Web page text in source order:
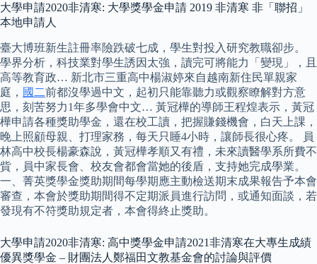
大學申請2020非清寒: 大學獎學金申請 2019 非清寒 非「聯招」
本地申請人
臺大博班新生註冊率險跌破七成，學生對投入研究教職卻步。
學界分析，科技業對學生誘因太強，讀完可將能力「變現」，且
高等教育政… 新北市三重高中楊淑婷來自越南新住民單親家
庭， 國二前都沒學過中文，起初只能靠聽力或觀察瞭解對方意
思，刻苦努力1年多學會中文… 黃冠樺的導師王程煌表示，黃冠
樺申請各種獎助學金，還在校工讀，把握賺錢機會，白天上課，
晚上照顧母親、打理家務，每天只睡4小時，讓師長很心疼。 員
林高中校長楊豪森說，黃冠樺孝順又有禮，未來讀醫學系所費不
貲，員中家長會、校友會都會當她的後盾，支持她完成學業。
一、菁英獎學金獎助期間每學期應主動檢送期末成果報告予本會
審查，本會於獎助期間得不定期派員進行訪問，或通知面談，若
發現有不符獎助規定者，本會得終止獎助。
大學申請2020非清寒: 高中獎學金申請2021非清寒在大專生成績
優異獎學金 – 財團法人鄭福田文教基金會的討論與評價